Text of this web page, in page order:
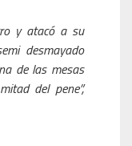
y atacó a su
desmayado
de las mesas
del pene”,